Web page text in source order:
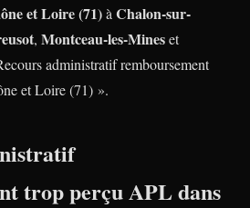
et Loire (71)à Chalon-sur-
, Montceau-les-Mineset
administratif remboursement
et Loire (71) ».
trop perçu APL dans